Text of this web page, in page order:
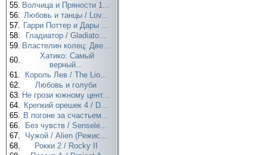
55. Волчица и Пряности 1...
56. Любовь и танцы / Lov...
57. Гарри Поттер и Дары ...
58.
Гладиатор / Gladiato...
59. Властелин колец: Две...
60.
Хатико: Самый
верный...
61.
Король Лев / The Lio...
62.
Любовь и голуби
63. Не грози южному цент...
64. Крепкий орешек 4 / D...
65. В погоне за счастьем...
66.
Без чувств / Sensele...
67.
Чужой / Alien (Режис...
68.
Рокки 2 / Rocky II